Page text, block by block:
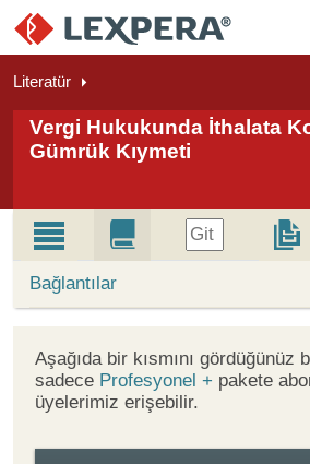
Literatür
Vergi Hukukunda İthalata
Gümrük Kıymeti
Git
Bağlantılar
Aşağıda bir kısmını gördüğünüz
sadece Profesyonel + pakete
üyelerimiz erişebilir.